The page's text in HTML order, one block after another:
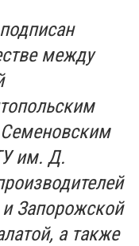
между
им. Д.
Запорожской
а также